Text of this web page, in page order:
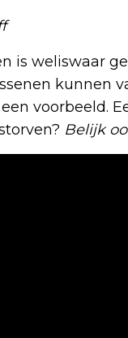
is weliswaar
kunnen
voorbeeld.
Belijk